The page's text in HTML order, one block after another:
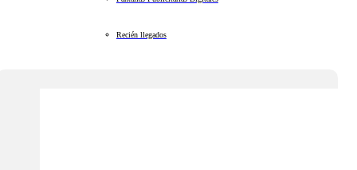
Recién llegados